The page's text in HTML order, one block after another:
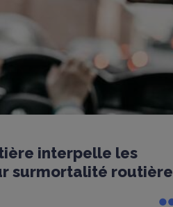
interpelle les
surmortalité routière